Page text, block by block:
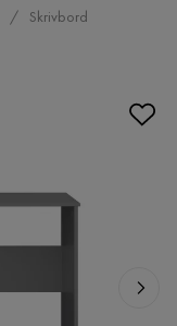
Skrivbord